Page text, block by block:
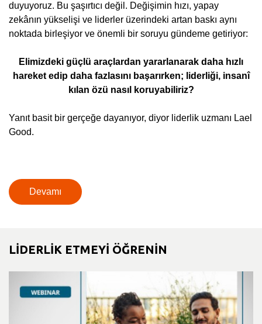
duyuyoruz. Bu şaşırtıcı değil. Değişimin hızı, yapay
zekânın yükselişi ve liderler üzerindeki artan baskı aynı
noktada birleşiyor ve önemli bir soruyu gündeme getiriyor:
Elimizdeki güçlü araçlardan yararlanarak daha hızlı
hareket edip daha fazlasını başarırken; liderliği, insanî
kılan özü nasıl koruyabiliriz?
Yanıt basit bir gerçeğe dayanıyor, diyor liderlik uzmanı Lael
Good.
Devamı
LİDERLİK ETMEYİ ÖĞRENİN